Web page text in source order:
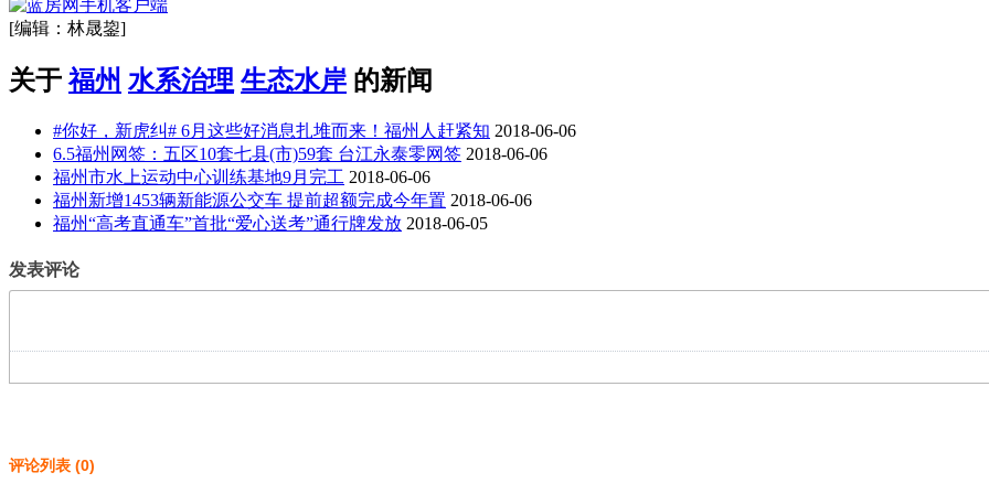
[编辑：林晟鋆]
关于 福州 水系治理 生态水岸 的新闻
#你好，新虎纠# 6月这些好消息扎堆而来！福州人赶紧知 2018-06-06
6.5福州网签：五区10套七县(市)59套 台江永泰零网签 2018-06-06
福州市水上运动中心训练基地9月完工 2018-06-06
福州新增1453辆新能源公交车 提前超额完成今年置 2018-06-06
福州“高考直通车”首批“爱心送考”通行牌发放 2018-06-05
发表评论
评论列表 (0)